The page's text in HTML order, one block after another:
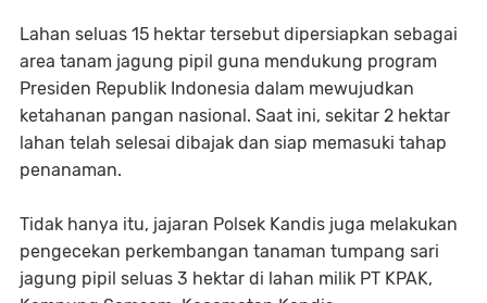
Lahan seluas 15 hektar tersebut dipersiapkan sebagai
area tanam jagung pipil guna mendukung program
Presiden Republik Indonesia dalam mewujudkan
ketahanan pangan nasional. Saat ini, sekitar 2 hektar
lahan telah selesai dibajak dan siap memasuki tahap
penanaman.
Tidak hanya itu, jajaran Polsek Kandis juga melakukan
pengecekan perkembangan tanaman tumpang sari
jagung pipil seluas 3 hektar di lahan milik PT KPAK,